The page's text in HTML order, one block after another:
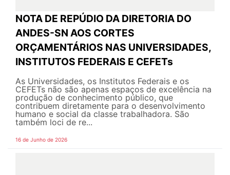
NOTA DE REPÚDIO DA DIRETORIA DO
ANDES-SN AOS CORTES
ORÇAMENTÁRIOS NAS UNIVERSIDADES,
INSTITUTOS FEDERAIS E CEFETs
As Universidades, os Institutos Federais e os
CEFETs não são apenas espaços de excelência na
produção de conhecimento público, que
contribuem diretamente para o desenvolvimento
humano e social da classe trabalhadora. São
também loci de re...
16 de Junho de 2026